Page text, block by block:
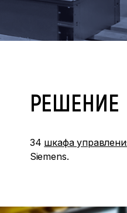
РЕШЕНИЕ
34 шкафа
Siemens.